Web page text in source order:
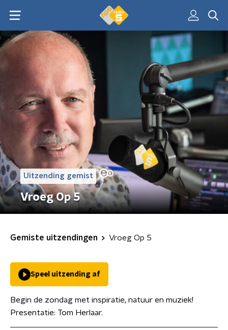
Uitzending gemist
Vroeg Op 5
Gemiste uitzendingen Vroeg Op 5
Speel uitzending af
Begin de zondag met inspiratie, natuur en muziek!
Presentatie: Tom Herlaar.